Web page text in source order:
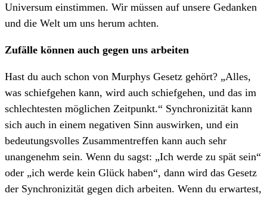
Universum einstimmen. Wir müssen auf unsere Gedanken
und die Welt um uns herum achten.
Zufälle können auch gegen uns arbeiten
Hast du auch schon von Murphys Gesetz gehört? „Alles,
was schiefgehen kann, wird auch schiefgehen, und das im
schlechtesten möglichen Zeitpunkt.“ Synchronizität kann
sich auch in einem negativen Sinn auswirken, und ein
bedeutungsvolles Zusammentreffen kann auch sehr
unangenehm sein. Wenn du sagst: „Ich werde zu spät sein“
oder „ich werde kein Glück haben“, dann wird das Gesetz
der Synchronizität gegen dich arbeiten. Wenn du erwartest,